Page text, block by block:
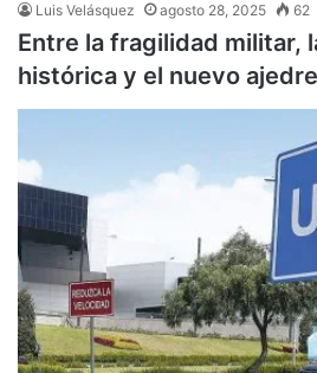
Luis Velásquez agosto 28, 2025 62
Entre la fragilidad militar,
histórica y el nuevo